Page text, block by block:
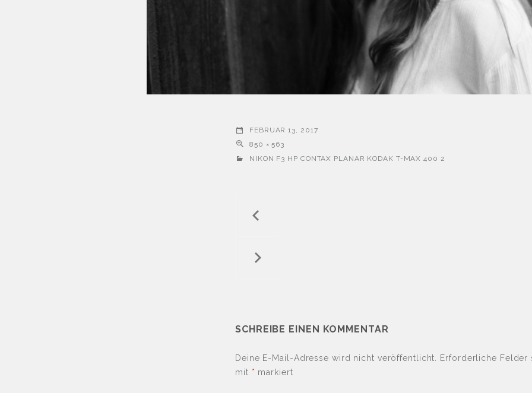
FEBRUAR 13, 2017
850 × 563
NIKON F3 HP CONTAX PLANAR KODAK T-MAX 400 2
SCHREIBE EINEN KOMMENTAR
Deine E-Mail-Adresse wird nicht veröffentlicht.
Erforderliche Felder
mit * markiert